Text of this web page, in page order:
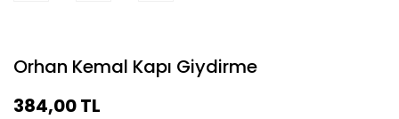
Orhan Kemal Kapı Giydirme
384,00 TL